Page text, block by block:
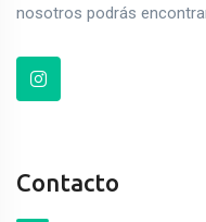
nosotros podrás
Contacto